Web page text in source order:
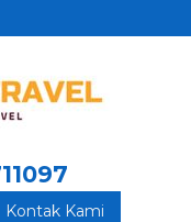
Kontak Kami